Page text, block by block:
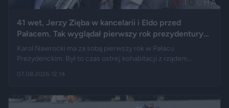
41 wet, Jerzy Zięba w kancelarii i Eldo przed
Pałacem. Tak wyglądał pierwszy rok prezydentury
Karola Nawrockiego
Karol Nawrocki ma za sobą pierwszy rok w Pałacu
Prezydenckim. Był to czas ostrej kohabitacji z rządem
brakowało też wydarzeń z zupełnie innej kategorii: w
uświetnił występ rapera, Eldo. Pierwszy rok prezydentury
07.08.2026 12:14